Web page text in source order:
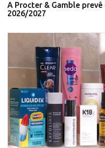
A Procter & Gamble
2026/2027